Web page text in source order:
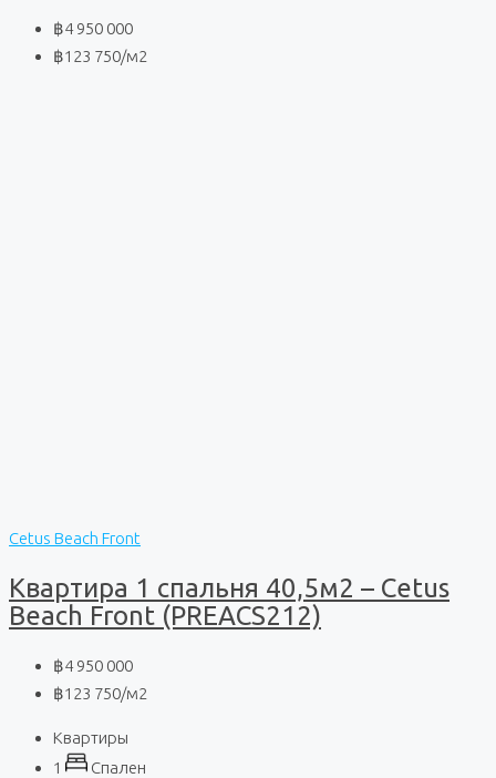
฿4 950 000
฿123 750/м2
Cetus Beach Front
Квартира 1 спальня 40,5м2 – Cetus
Beach Front (PREACS212)
฿4 950 000
฿123 750/м2
Квартиры
1
Спален